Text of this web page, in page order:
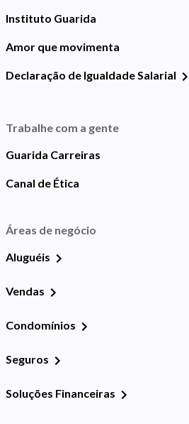
Instituto Guarida
Amor que movimenta
Declaração de Igualdade Salarial
Trabalhe com a gente
Guarida Carreiras
Canal de Ética
Áreas de negócio
Aluguéis
Vendas
Condomínios
Seguros
Soluções Financeiras